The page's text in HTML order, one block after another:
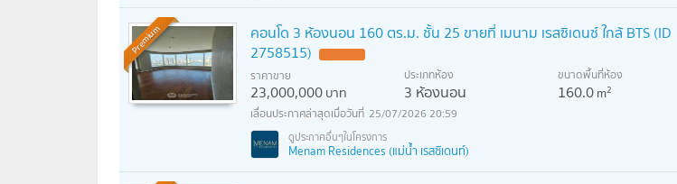
Premium
คอนโด 3 ห้องนอน 160 ตร.ม. ชั้น 25 ขายที่ เมนาม เรสซิเดนซ์ ใกล้ BTS (ID
2758515)
ราคาขาย
23,000,000บาท
ประเภทห้อง
3 ห้องนอน
ขนาดพื้นที่ห้อง
160.0m2
25/07/2026 20:59
Menam Residences (แม่น้ำ เรสซิเดนท์)